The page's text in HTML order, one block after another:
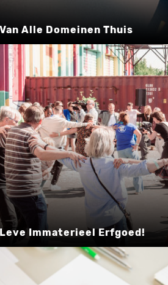
Van Alle Domeinen Thuis
Leve Immaterieel Erfgoed!